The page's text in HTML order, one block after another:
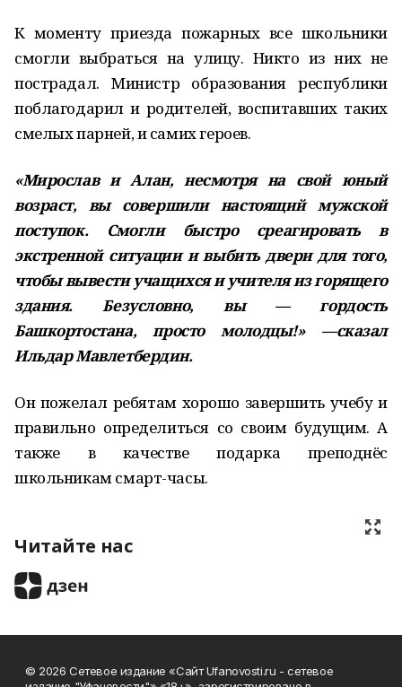
К моменту приезда пожарных все школьники
смогли выбраться на улицу. Никто из них не
пострадал. Министр образования республики
поблагодарил и родителей, воспитавших таких
смелых парней, и самих героев.
«Мирослав и Алан, несмотря на свой юный
возраст, вы совершили настоящий мужской
поступок. Смогли быстро среагировать в
экстренной ситуации и выбить двери для того,
чтобы вывести учащихся и учителя из горящего
здания. Безусловно, вы — гордость
Башкортостана, просто молодцы!» —сказал
Ильдар Мавлетбердин.
Он пожелал ребятам хорошо завершить учебу и
правильно определиться со своим будущим. А
также в качестве подарка преподнёс
школьникам смарт-часы.
Читайте нас
© 2026 Сетевое издание «Сайт Ufanovosti.ru - сетевое